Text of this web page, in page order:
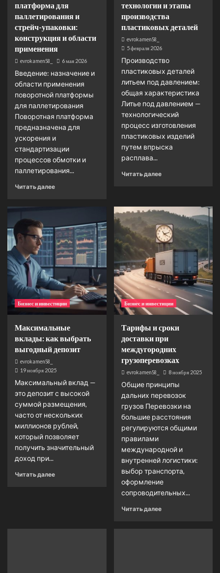
платформа для
паллетирования и
стрейч-упаковки:
конструкция и области
применения
evrokamen58_ 6 мая 2026
Введение: назначение и
области применения
поворотной платформы
для паллетирования
Поворотная платформа
предназначена для
ускорения и
стандартизации
процессов обмотки и
паллетирования...
Читать далее
технологии и этапы
производства
пластиковых деталей
evrokamen58_
5 февраля 2026
Производство
пластиковых деталей
литьем под давлением:
общая характеристика
Литье под давлением —
технологический
процесс изготовления
пластиковых изделий
путем впрыска
расплава...
Читать далее
Бизнес и инвестиции
Максимальные
вклады: как выбрать
выгодный депозит
evrokamen58_
19 ноября 2025
Максимальный вклад —
это депозит с высокой
суммой размещения,
часто от нескольких
миллионов рублей,
который позволяет
получить значительный
доход при...
Читать далее
Бизнес и инвестиции
Тарифы и сроки
доставки при
междугородних
грузоперевозках
evrokamen58_ 8 ноября 2025
Общие принципы
дальних перевозок
грузов Перевозки на
большие расстояния
регулируются общими
правилами
международной и
внутренней логистики:
выбор транспорта,
оформление
сопроводительных...
Читать далее